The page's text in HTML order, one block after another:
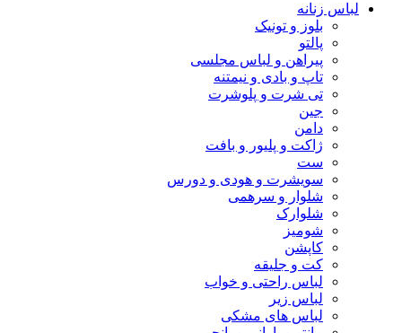
لباس زنانه
بلوز و تونیک
پالتو
پیراهن و لباس مجلسی
تاپ و بادی و نیمتنه
تی شرت و پلوشرت
جین
دامن
ژاکت و پلیور و بافت
ست
سویشرت و هودی و دورس
شلوار و سرهمی
شلوارک
شومیز
کاپشن
کت و جلیقه
لباس راحتی و خواب
لباس زیر
لباس های مشکی